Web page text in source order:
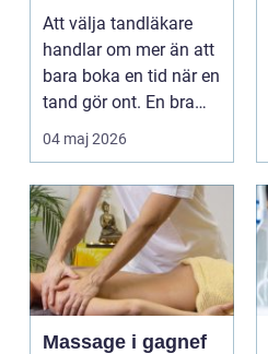
tänder
Att välja tandläkare
handlar om mer än att
bara boka en tid när en
tand gör ont. En bra
tandvårdskli...
04 maj 2026
Massage i gagnef